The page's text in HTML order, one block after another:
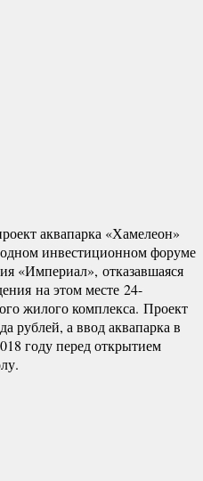
аквапарка «Хамелеон»
инвестиционном форуме
«Империал», отказавшаяся
на этом месте 24-
жилого комплекса. Проект
рублей, а ввод аквапарка в
году перед открытием